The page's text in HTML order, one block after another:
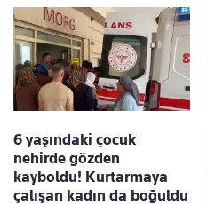
6 yaşındaki çocuk
nehirde gözden
kayboldu! Kurtarmaya
çalışan kadın da boğuldu